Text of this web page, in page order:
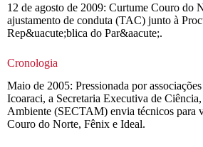
12 de agosto de 2009: Curtume Couro do
ajustamento de conduta (TAC) junto à
Rep&uacute;blica do Par&aacute;.
Cronologia
Maio de 2005: Pressionada por
Icoaraci, a Secretaria Executiva de
Ambiente (SECTAM) envia técnicos para
Couro do Norte, Fênix e Ideal.